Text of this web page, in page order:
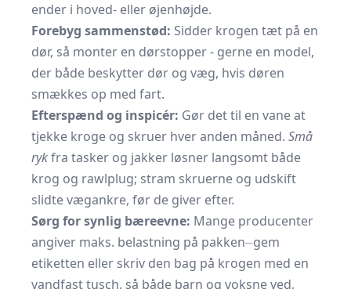
ender i hoved- eller øjenhøjde.
Forebyg sammenstød: Sidder krogen tæt på en
dør, så monter en dørstopper - gerne en model,
der både beskytter dør og væg, hvis døren
smækkes op med fart.
Efterspænd og inspicér: Gør det til en vane at
tjekke kroge og skruer hver anden måned. Små
rykfra tasker og jakker løsner langsomt både
krog og rawlplug; stram skruerne og udskift
slidte vægankre, før de giver efter.
Sørg for synlig bæreevne: Mange producenter
angiver maks. belastning på pakken⏤gem
etiketten eller skriv den bag på krogen med en
vandfast tusch, så både barn og voksne ved,